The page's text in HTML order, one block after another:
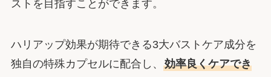
ストを目指すことができます。
ハリアップ効果が期待できる3大バストケア成分を
独自の特殊カプセルに配合し、 効率良くケアでき